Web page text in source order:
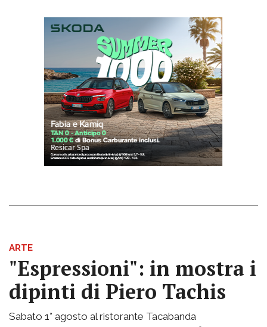
ARTE
"Espressioni": in mostra i
dipinti di Piero Tachis
Sabato 1° agosto al ristorante Tacabanda